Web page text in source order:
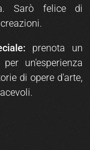
Sarò felice di
prenota un
un'esperienza
di opere d'arte,